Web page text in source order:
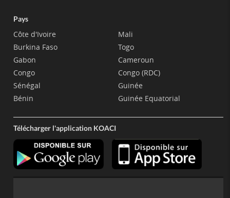
Pays
Côte d'Ivoire
Burkina Faso
Gabon
Congo
Sénégal
Bénin
Mali
Togo
Cameroun
Congo (RDC)
Guinée
Guinée Equatorial
Télécharger l'application KOACI